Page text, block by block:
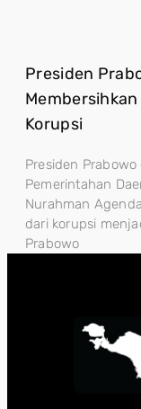
Presiden
Korupsi
Presiden
Pemerintahan
Nurahman
dari korupsi
Prabowo